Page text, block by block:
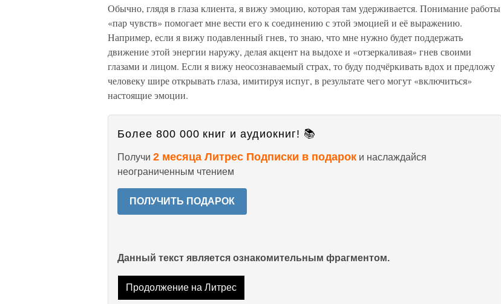
Обычно, глядя в глаза клиента, я вижу эмоцию, которая там удерживается. Понимание работы
«пар чувств» помогает мне вести его к соединению с этой эмоцией и её выражению.
Например, если я вижу подавленный гнев, то знаю, что мне нужно будет поддержать
движение этой энергии наружу, делая акцент на выдохе и «отзеркаливая» гнев своими
глазами и лицом. Если я вижу неосознаваемый страх, то буду подчёркивать вдох и предложу
человеку шире открывать глаза, имитируя испуг, в результате чего могут «включиться»
настоящие эмоции.
Более 800 000 книг и аудиокниг! 📚
Получи 2 месяца Литрес Подписки в подарок и наслаждайся
неограниченным чтением
ПОЛУЧИТЬ ПОДАРОК
Данный текст является ознакомительным фрагментом.
Продолжение на Литрес